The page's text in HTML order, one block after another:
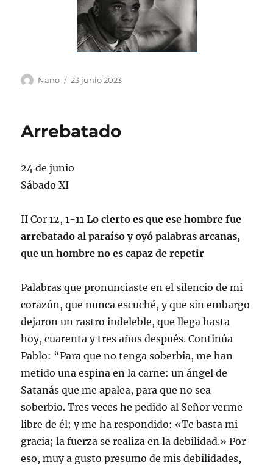
Autor
Nano
Publicado
23 junio 2023
Arrebatado
24 de junio
Sábado XI
II Cor 12, 1-11Lo cierto es que ese hombre fue
arrebatado al paraíso y oyó palabras arcanas,
que un hombre no es capaz de repetir
Palabras que pronunciaste en el silencio de mi
corazón, que nunca escuché, y que sin embargo
dejaron un rastro indeleble, que llega hasta
hoy, cuarenta y tres años después. Continúa
Pablo: “Para que no tenga soberbia, me han
metido una espina en la carne: un ángel de
Satanás que me apalea, para que no sea
soberbio. Tres veces he pedido al Señor verme
libre de él; y me ha respondido: «Te basta mi
gracia; la fuerza se realiza en la debilidad.» Por
eso, muy a gusto presumo de mis debilidades,